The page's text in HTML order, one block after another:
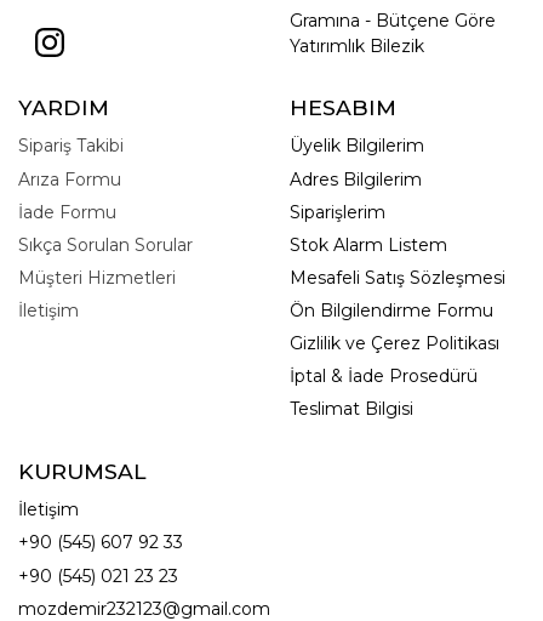
Gramına - Bütçene Göre
Yatırımlık Bilezik
YARDIM
Sipariş Takibi
Arıza Formu
İade Formu
Sıkça Sorulan Sorular
Müşteri Hizmetleri
İletişim
HESABIM
Üyelik Bilgilerim
Adres Bilgilerim
Siparişlerim
Stok Alarm Listem
Mesafeli Satış Sözleşmesi
Ön Bilgilendirme Formu
Gizlilik ve Çerez Politikası
İptal & İade Prosedürü
Teslimat Bilgisi
KURUMSAL
İletişim
+90 (545) 607 92 33
+90 (545) 021 23 23
mozdemir232123@gmail.com